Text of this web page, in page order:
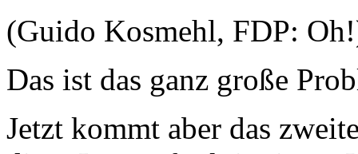
(Guido Kosmehl, FDP:
Das ist das ganz große
Jetzt kommt aber das